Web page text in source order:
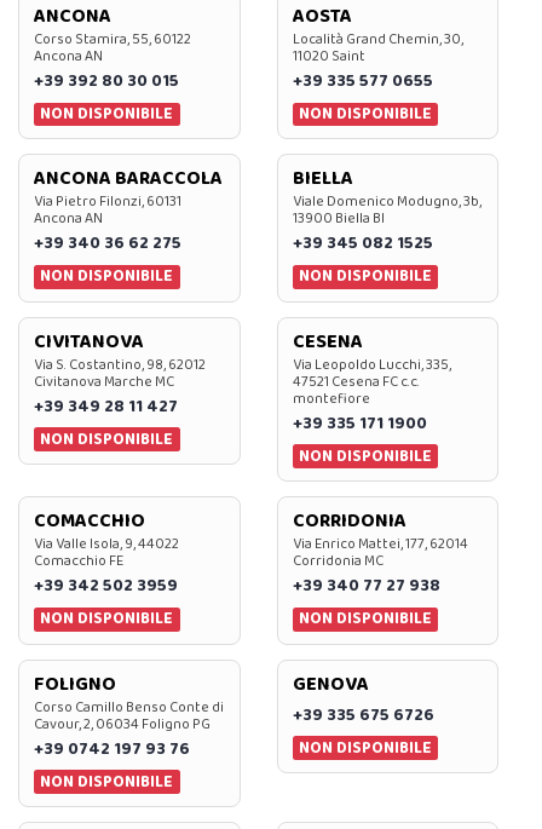
ANCONA
Corso Stamira, 55, 60122
Ancona AN
+39 392 80 30 015
NON DISPONIBILE
AOSTA
Località Grand Chemin, 30,
11020 Saint
+39 335 577 0655
NON DISPONIBILE
ANCONA BARACCOLA
Via Pietro Filonzi, 60131
Ancona AN
+39 340 36 62 275
NON DISPONIBILE
BIELLA
Viale Domenico Modugno, 3b,
13900 Biella BI
+39 345 082 1525
NON DISPONIBILE
CIVITANOVA
Via S. Costantino, 98, 62012
Civitanova Marche MC
+39 349 28 11 427
NON DISPONIBILE
CESENA
Via Leopoldo Lucchi, 335,
47521 Cesena FC c.c.
montefiore
+39 335 171 1900
NON DISPONIBILE
COMACCHIO
Via Valle Isola, 9, 44022
Comacchio FE
+39 342 502 3959
NON DISPONIBILE
CORRIDONIA
Via Enrico Mattei, 177, 62014
Corridonia MC
+39 340 77 27 938
NON DISPONIBILE
FOLIGNO
Corso Camillo Benso Conte di
Cavour, 2, 06034 Foligno PG
+39 0742 197 93 76
NON DISPONIBILE
GENOVA
+39 335 675 6726
NON DISPONIBILE